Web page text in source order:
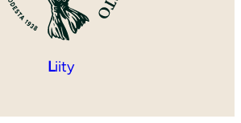
Liity